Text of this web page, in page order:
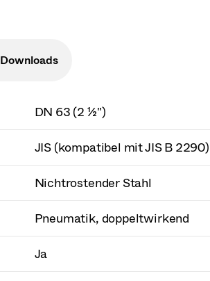
Downloads
DN 63 (2 ½")
JIS (kompatibel mit JIS B 2290)
Nichtrostender Stahl
Pneumatik, doppeltwirkend
Ja